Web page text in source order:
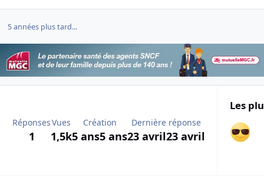
5 années plus tard...
Réponses
1
Vues
1,5k
Création
5 ans5 ans
Dernière réponse
23 avril23 avril
Les